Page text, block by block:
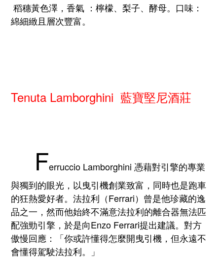
稻穗黃色澤，香氣 ：檸檬、梨子、酵母。口味：
綿細緻且層次豐富。
Tenuta Lamborghini 藍寶堅尼酒莊
Ferruccio Lamborghini 憑藉對引擎的專業
與獨到的眼光，以曳引機創業致富，同時也是跑車
的狂熱愛好者。法拉利（Ferrari）曾是他珍藏的逸
品之一，然而他始終不滿意法拉利的離合器無法匹
配強勁引擎，於是向Enzo Ferrari提出建議。對方
傲慢回應：「你或許懂得怎麼開曳引機，但永遠不
會懂得駕駛法拉利。」